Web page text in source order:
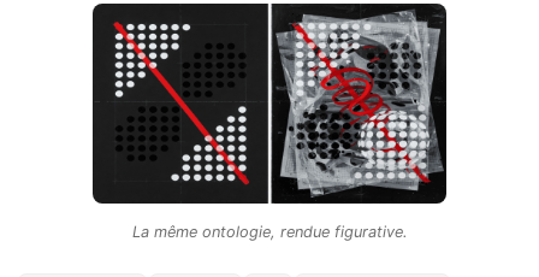
La même ontologie, rendue figurative.